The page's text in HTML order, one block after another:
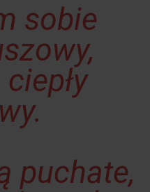
sobie
puchate,